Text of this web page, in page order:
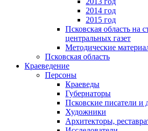
2014 год
2015 год
Псковская область на
центральных газет
Методические
Псковская область
Краеведение
Персоны
Краеведы
Губернаторы
Псковские писатели и
Художники
Архитекторы,